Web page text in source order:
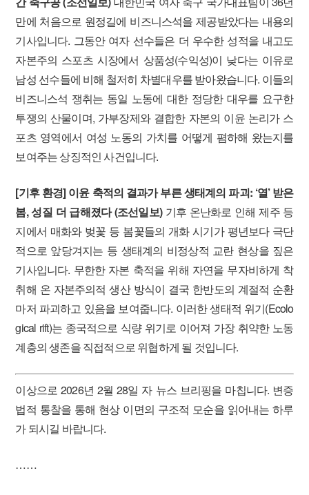
만에 처음으로 원정길에 비즈니스석을 제공받았다는 내용의
기사입니다. 그동안 여자 선수들은 더 우수한 성적을 내고도
자본주의 스포츠 시장에서 상품성(수익성)이 낮다는 이유로
남성 선수들에 비해 철저히 차별대우를 받아왔습니다. 이들의
비즈니스석 쟁취는 동일 노동에 대한 정당한 대우를 요구한
투쟁의 산물이며, 가부장제와 결합한 자본의 이윤 논리가 스
포츠 영역에서 여성 노동의 가치를 어떻게 폄하해 왔는지를
보여주는 상징적인 사건입니다.
[기후 환경] 이윤 축적의 결과가 부른 생태계의 파괴: ‘열’ 받은
봄, 성질 더 급해졌다 (조선일보)기후 온난화로 인해 제주 등
지에서 매화와 벚꽃 등 봄꽃들의 개화 시기가 평년보다 극단
적으로 앞당겨지는 등 생태계의 비정상적 교란 현상을 짚은
기사입니다. 무한한 자본 축적을 위해 자연을 무자비하게 착
취해 온 자본주의적 생산 방식이 결국 한반도의 계절적 순환
마저 파괴하고 있음을 보여줍니다. 이러한 생태적 위기(Ecolo
gical rift)는 종국적으로 식량 위기로 이어져 가장 취약한 노동
계층의 생존을 직접적으로 위협하게 될 것입니다.
이상으로 2026년 2월 28일 자 뉴스 브리핑을 마칩니다. 변증
법적 통찰을 통해 현상 이면의 구조적 모순을 읽어내는 하루
가 되시길 바랍니다.
……